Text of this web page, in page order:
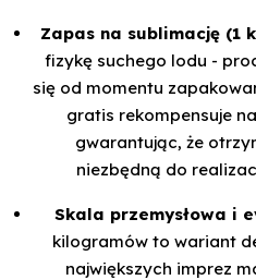
Zapas na sublimację (1
fizykę suchego lodu -
się od momentu
gratis rekompensuje
gwarantując, że
niezbędną do
Skala przemysłowa i
kilogramów to wariant
największych imprez